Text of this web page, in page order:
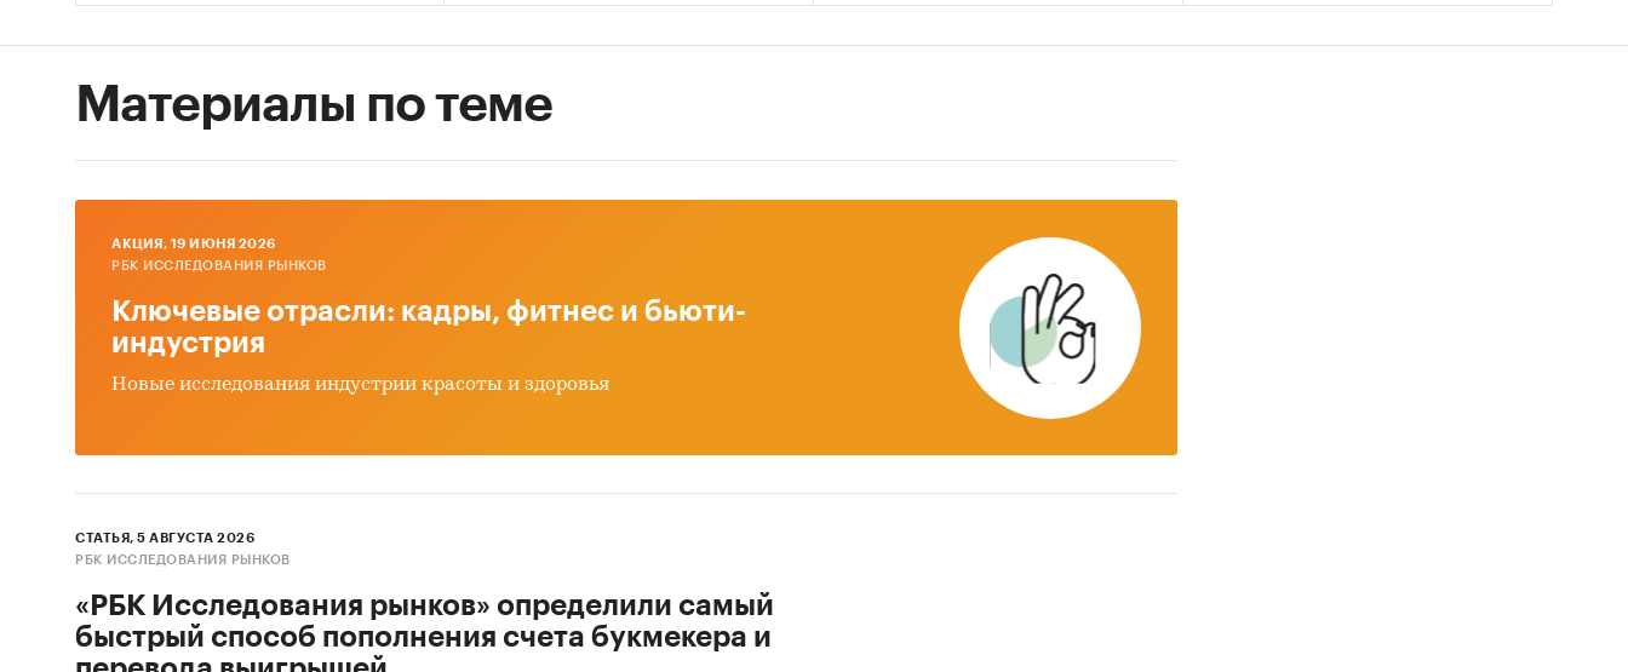
Материалы по теме
AКЦИЯ, 19 ИЮНЯ 2026
РБК ИССЛЕДОВАНИЯ РЫНКОВ
Ключевые отрасли: кадры, фитнес и бьюти-
индустрия
Новые исследования индустрии красоты и здоровья
СТАТЬЯ, 5 АВГУСТА 2026
РБК ИССЛЕДОВАНИЯ РЫНКОВ
«РБК Исследования рынков» определили самый
быстрый способ пополнения счета букмекера и